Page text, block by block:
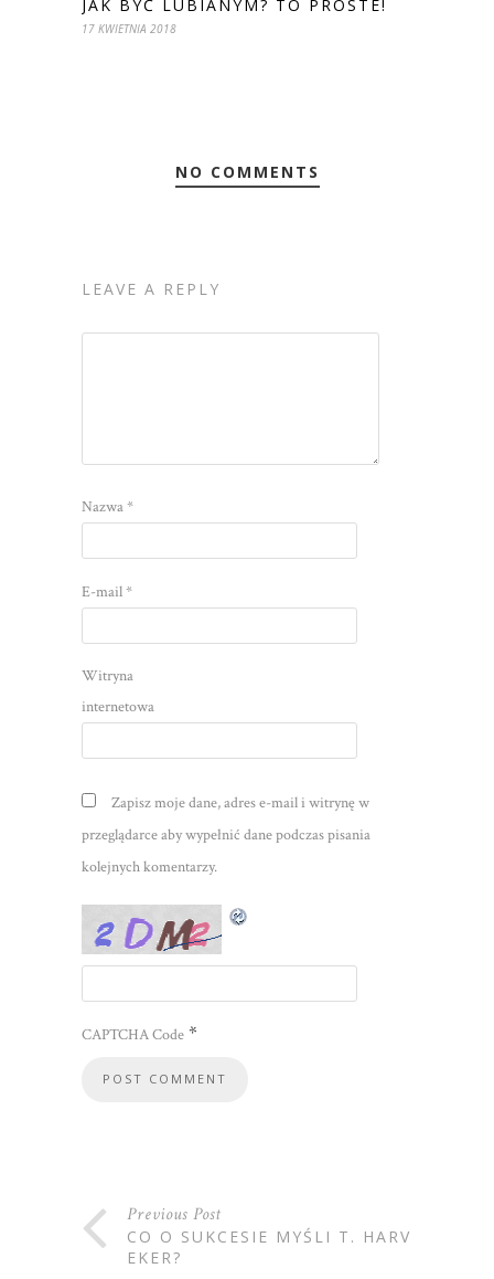
JAK BYĆ LUBIANYM? TO PROSTE!
17 KWIETNIA 2018
NO COMMENTS
LEAVE A REPLY
Nazwa*
E-mail*
Witryna
internetowa
Zapisz moje dane, adres e-mail i witrynę w
przeglądarce aby wypełnić dane podczas pisania
kolejnych komentarzy.
CAPTCHA Code *
Previous Post
CO O SUKCESIE MYŚLI T. HARV
EKER?